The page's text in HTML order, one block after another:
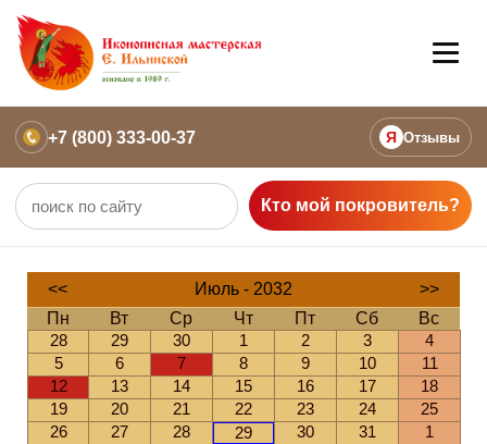
+7 (800) 333-00-37 Я Отзывы
Кто мой покровитель?
<< Июль - 2032
>>
Пн
Вт Ср Чт Пт Сб
Вс
28
29 30 1 2 3
4
5
6 7 8 9 10
11
12
13 14 15 16 17
18
19
20 21 22 23 24
25
26
27 28 29 30 31
1